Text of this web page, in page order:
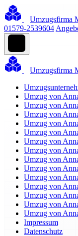
Umzugsfirma
01579-2539604
Umzugsfirma
Umzug von
Umzug von
Umzug von
Umzug von
Umzug von
Umzug von
Umzug von
Umzug von
Umzug von
Umzug von
Umzug von
Umzug von
Umzug von
Umzug von
Impressum
Datenschutz